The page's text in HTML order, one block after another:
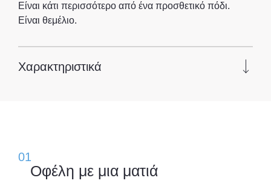
Είναι κάτι περισσότερο από ένα προσθετικό πόδι.
Είναι θεμέλιο.
Χαρακτηριστικά
Οφέλη με μια ματιά
01